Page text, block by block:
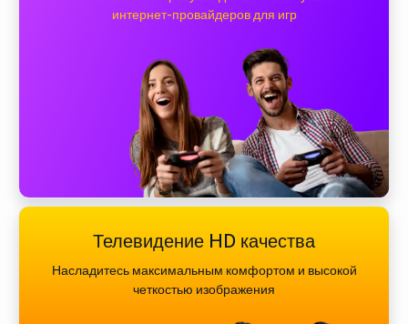
интернет-провайдеров для игр
Телевидение HD качества
Насладитесь максимальным комфортом и высокой
четкостью изображения